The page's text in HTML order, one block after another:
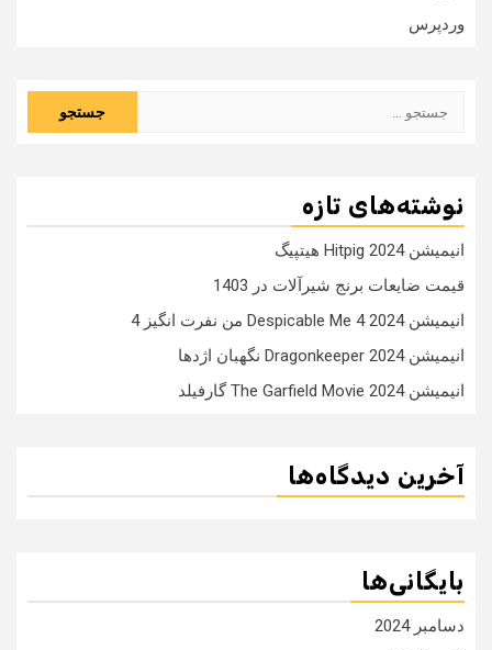
وردپرس
نوشته‌های تازه
انیمیشن Hitpig 2024 هیتپیگ
قیمت ضایعات برنج شیرآلات در 1403
انیمیشن Despicable Me 4 2024 من نفرت انگیز 4
انیمیشن Dragonkeeper 2024 نگهبان اژدها
انیمیشن The Garfield Movie 2024 گارفیلد
آخرین دیدگاه‌ها
بایگانی‌ها
دسامبر 2024